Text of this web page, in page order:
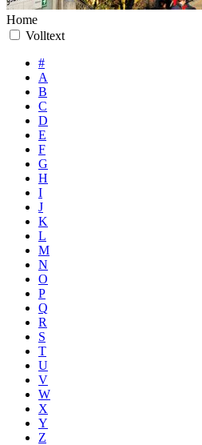
Home
Volltext
#
A
B
C
D
E
F
G
H
I
J
K
L
M
N
O
P
Q
R
S
T
U
V
W
X
Y
Z